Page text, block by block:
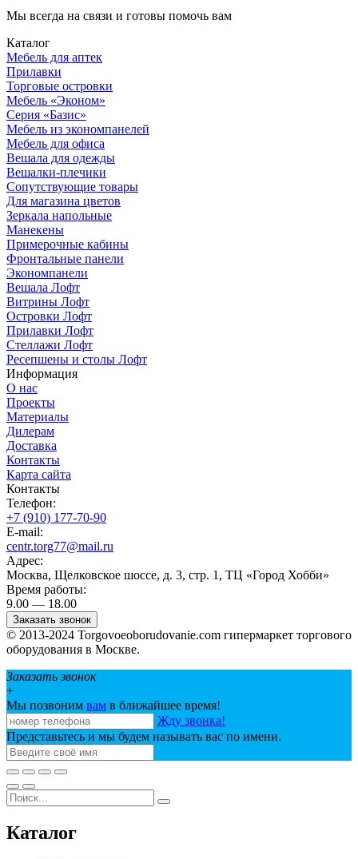
Мы всегда на связи и готовы помочь вам
Каталог
Мебель для аптек
Прилавки
Торговые островки
Мебель «Эконом»
Серия «Базис»
Мебель из экономпанелей
Мебель для офиса
Вешала для одежды
Вешалки-плечики
Сопутствующие товары
Для магазина цветов
Зеркала напольные
Манекены
Примерочные кабины
Фронтальные панели
Экономпанели
Вешала Лофт
Витрины Лофт
Островки Лофт
Прилавки Лофт
Стеллажи Лофт
Ресепшены и столы Лофт
Информация
О нас
Проекты
Материалы
Дилерам
Доставка
Контакты
Карта сайта
Контакты
Телефон:
+7 (910) 177-70-90
E-mail:
centr.torg77@mail.ru
Адрес:
Москва, Щелковское шоссе, д. 3, стр. 1, ТЦ «Город Хобби»
Время работы:
9.00 — 18.00
Заказать звонок
© 2013-2024 Torgovoeoborudovanie.com гипермаркет торгового
оборудования в Москве.
Заказать звонок
+
Мы позвоним вам в ближайшее время!
Жду звонка!
Представьтесь и мы будем называть вас по имени.
Каталог